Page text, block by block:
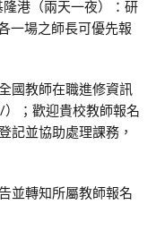
港（兩天一夜）：研
一場之師長可優先報
國教師在職進修資訊
；歡迎貴校教師報名
記並協助處理課務，
並轉知所屬教師報名